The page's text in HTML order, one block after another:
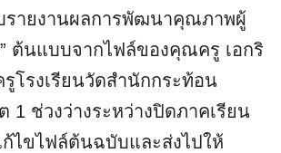
รายงานผลการพัฒนาคุณภาพผู้
ต้นแบบจากไฟล์ของคุณครู เอกริ
โรงเรียนวัดสำนักกระท้อน
1 ช่วงว่างระหว่างปิดภาคเรียน
ไขไฟล์ต้นฉบับและส่งไปให้